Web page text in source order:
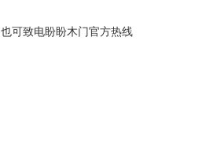
也可致电盼盼木门官方热线